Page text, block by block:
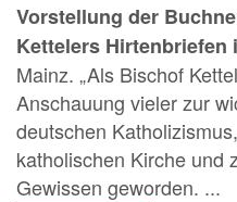
Vorstellung der
Kettelers Hirtenbriefen
Mainz. „Als Bischof
Anschauung vieler zur
deutschen
katholischen Kirche und
Gewissen geworden. ...